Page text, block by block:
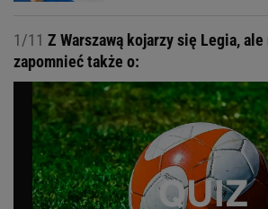
1/11 Z Warszawą kojarzy się Legia,
zapomnieć także o: